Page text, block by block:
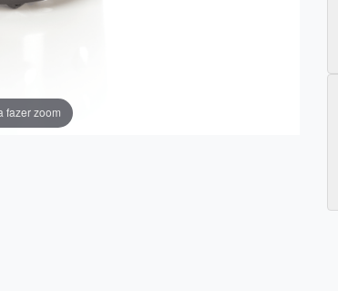
fazer zoom